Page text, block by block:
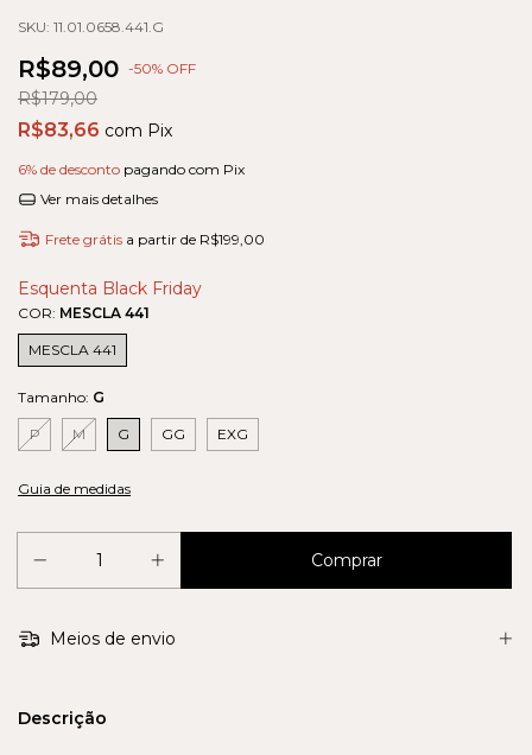
SKU: 11.01.0658.441.G
R$89,00 -50% OFF
R$179,00
R$83,66 com Pix
6% de desconto pagando com Pix
Ver mais detalhes
Frete grátis a partir de R$199,00
Esquenta Black Friday
COR: MESCLA 441
MESCLA 441
Tamanho: G
P M G GG EXG
Guia de medidas
Meios de envio
Descrição